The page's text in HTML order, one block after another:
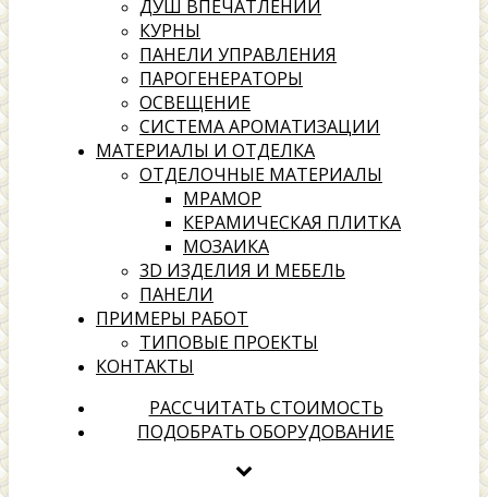
ДУШ ВПЕЧАТЛЕНИЙ
КУРНЫ
ПАНЕЛИ УПРАВЛЕНИЯ
ПАРОГЕНЕРАТОРЫ
ОСВЕЩЕНИЕ
СИСТЕМА АРОМАТИЗАЦИИ
МАТЕРИАЛЫ И ОТДЕЛКА
ОТДЕЛОЧНЫЕ МАТЕРИАЛЫ
МРАМОР
КЕРАМИЧЕСКАЯ ПЛИТКА
МОЗАИКА
3D ИЗДЕЛИЯ И МЕБЕЛЬ
ПАНЕЛИ
ПРИМЕРЫ РАБОТ
ТИПОВЫЕ ПРОЕКТЫ
КОНТАКТЫ
хамамах
Выбери надежного подрядчика для создания своей
РАССЧИТАТЬ СТОИМОСТЬ
ПОДОБРАТЬ ОБОРУДОВАНИЕ